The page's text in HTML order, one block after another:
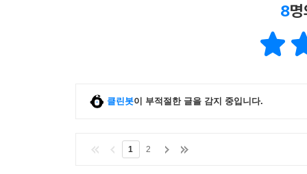
8
클린봇이 부적절한 글을 감지 중입니다.
1 2